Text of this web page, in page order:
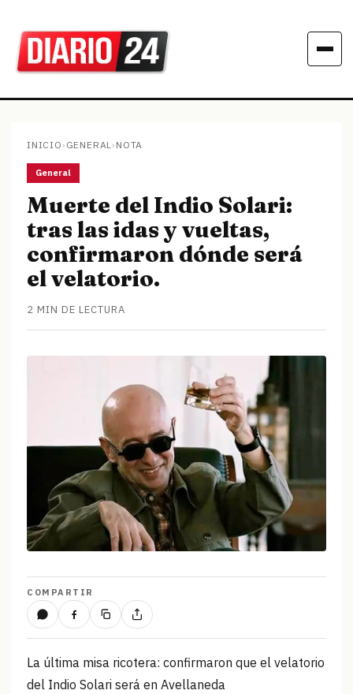
INICIO› GENERAL› NOTA
General
Muerte del Indio Solari:
tras las idas y vueltas,
confirmaron dónde será
el velatorio.
2 MIN DE LECTURA
COMPARTIR
La última misa ricotera: confirmaron que el velatorio
del Indio Solari será en Avellaneda